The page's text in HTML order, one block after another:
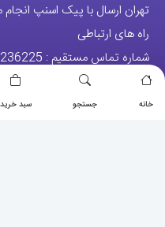
خانه جستجو سبد خرید
تهران ارسال با پیک اسنپ
راه های ارتباطی
شماره تماس مستقیم :
شماره تماس ثابت:
26746972
تلگرام